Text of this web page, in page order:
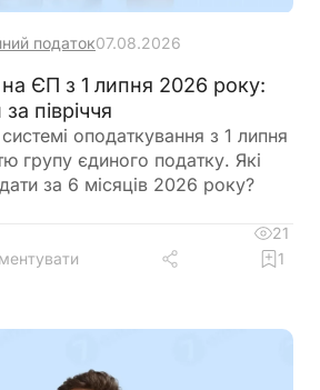
податок07.08.2026
ЄП з 1 липня 2026 року:
півріччя
оподаткування з 1 липня
групу єдиного податку. Які
за 6 місяців 2026 року?
21
1